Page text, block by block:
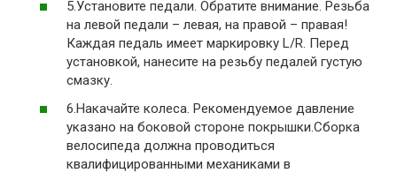
5.Установите педали. Обратите внимание. Резьба
на левой педали – левая, на правой – правая!
Каждая педаль имеет маркировку L/R. Перед
установкой, нанесите на резьбу педалей густую
смазку.
6.Накачайте колеса. Рекомендуемое давление
указано на боковой стороне покрышки.Сборка
велосипеда должна проводиться
квалифицированными механиками в